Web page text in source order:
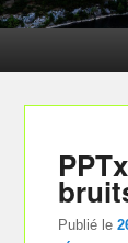
Publié le